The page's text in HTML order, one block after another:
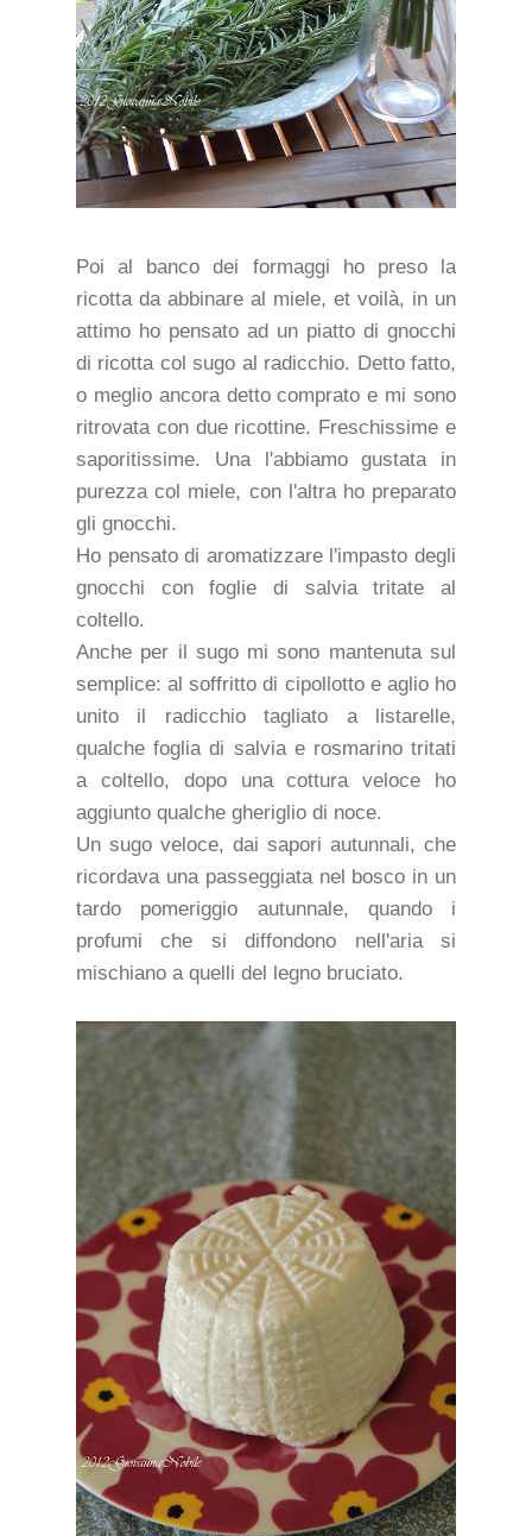
Poi al banco dei formaggi ho preso la
ricotta da abbinare al miele, et voilà, in un
attimo ho pensato ad un piatto di gnocchi
di ricotta col sugo al radicchio. Detto fatto,
o meglio ancora detto comprato e mi sono
ritrovata con due ricottine. Freschissime e
saporitissime. Una l'abbiamo gustata in
purezza col miele, con l'altra ho preparato
gli gnocchi.
Ho pensato di aromatizzare l'impasto degli
gnocchi con foglie di salvia tritate al
coltello.
Anche per il sugo mi sono mantenuta sul
semplice: al soffritto di cipollotto e aglio ho
unito il radicchio tagliato a listarelle,
qualche foglia di salvia e rosmarino tritati
a coltello, dopo una cottura veloce ho
aggiunto qualche gheriglio di noce.
Un sugo veloce, dai sapori autunnali, che
ricordava una passeggiata nel bosco in un
tardo pomeriggio autunnale, quando i
profumi che si diffondono nell'aria si
mischiano a quelli del legno bruciato.